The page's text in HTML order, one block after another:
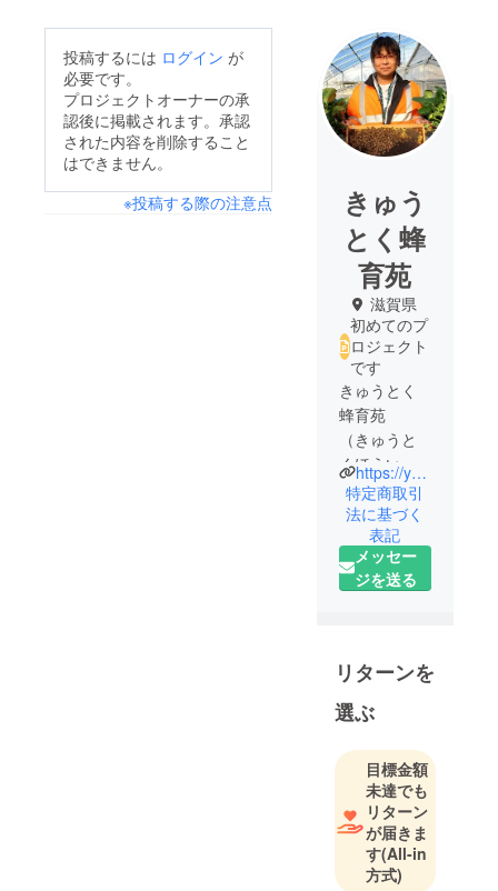
投稿するには ログイン が
必要です。
プロジェクトオーナーの承
認後に掲載されます。承認
された内容を削除すること
はできません。
※投稿する際の注意点
きゅう
とく蜂
育苑
滋賀県
初めてのプ
ロジェクト
です
きゅうとく
蜂育苑
（きゅうと
くほういく
えん） 代
表 西川浩
司（にしか
わこうじ）
滋賀県犬上
町在住
幼少期より
あい、生き
物の飼育観
察が好きな
４９才
特に昆虫が
好きであっ
https://youtu.be/ZGNOEIRJy-w?si=T_vbYhQHbFZprOxI
特定商取引
法に基づく
表記
メッセー
ジを送る
リターンを
選ぶ
目標金額
未達でも
リターン
が届きま
す(All-in
方式)